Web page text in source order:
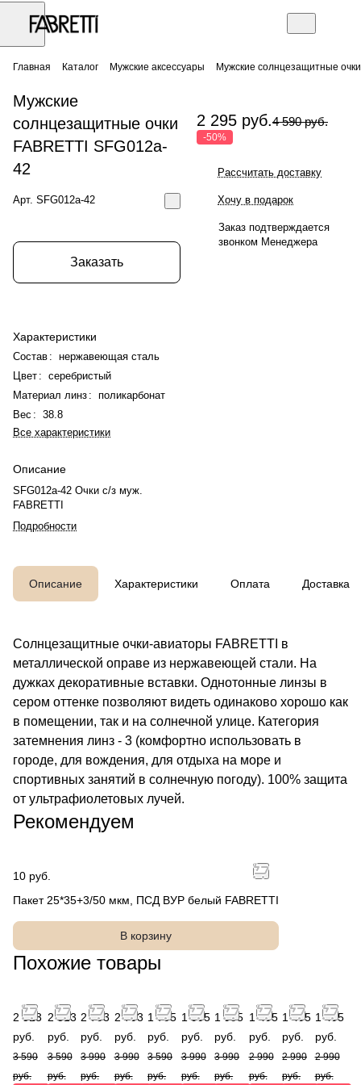
Главная Каталог Мужские аксессуары Мужские солнцезащитные очки
Мужские
солнцезащитные очки
FABRETTI SFG012a-
42
Арт. SFG012a-42
Заказать
Характеристики
Состав : нержавеющая сталь
Цвет : серебристый
Материал линз : поликарбонат
Вес : 38.8
Все характеристики
Описание
SFG012a-42 Очки с/з муж.
FABRETTI
Подробности
2 295 руб.4 590 руб.
-50%
Рассчитать доставку
Хочу в подарок
Заказ подтверждается
звонком Менеджера
Описание Характеристики Оплата Доставка
Солнцезащитные очки-авиаторы FABRETTI в
металлической оправе из нержавеющей стали. На
дужках декоративные вставки. Однотонные линзы в
сером оттенке позволяют видеть одинаково хорошо как
в помещении, так и на солнечной улице. Категория
затемнения линз - 3 (комфортно использовать в
городе, для вождения, для отдыха на море и
спортивных занятий в солнечную погоду). 100% защита
от ультрафиолетовых лучей.
Рекомендуем
10 руб.
Пакет 25*35+3/50 мкм, ПСД ВУР белый FABRETTI
В корзину
Похожие товары
2 513
руб.
3 590
руб.
2 513
руб.
3 590
руб.
2 793
руб.
3 990
руб.
2 793
руб.
3 990
руб.
1 795
руб.
3 590
руб.
1 995
руб.
3 990
руб.
1 995
руб.
3 990
руб.
1 495
руб.
2 990
руб.
1 495
руб.
2 990
руб.
1 495
руб.
2 990
руб.